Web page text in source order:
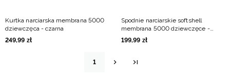
Kurtka narciarska membrana 5000
dziewczęca - czarna
249,99 zł
Spodnie narciarskie softshell
membrana 5000 dziewczęce -
czarne
199,99 zł
1